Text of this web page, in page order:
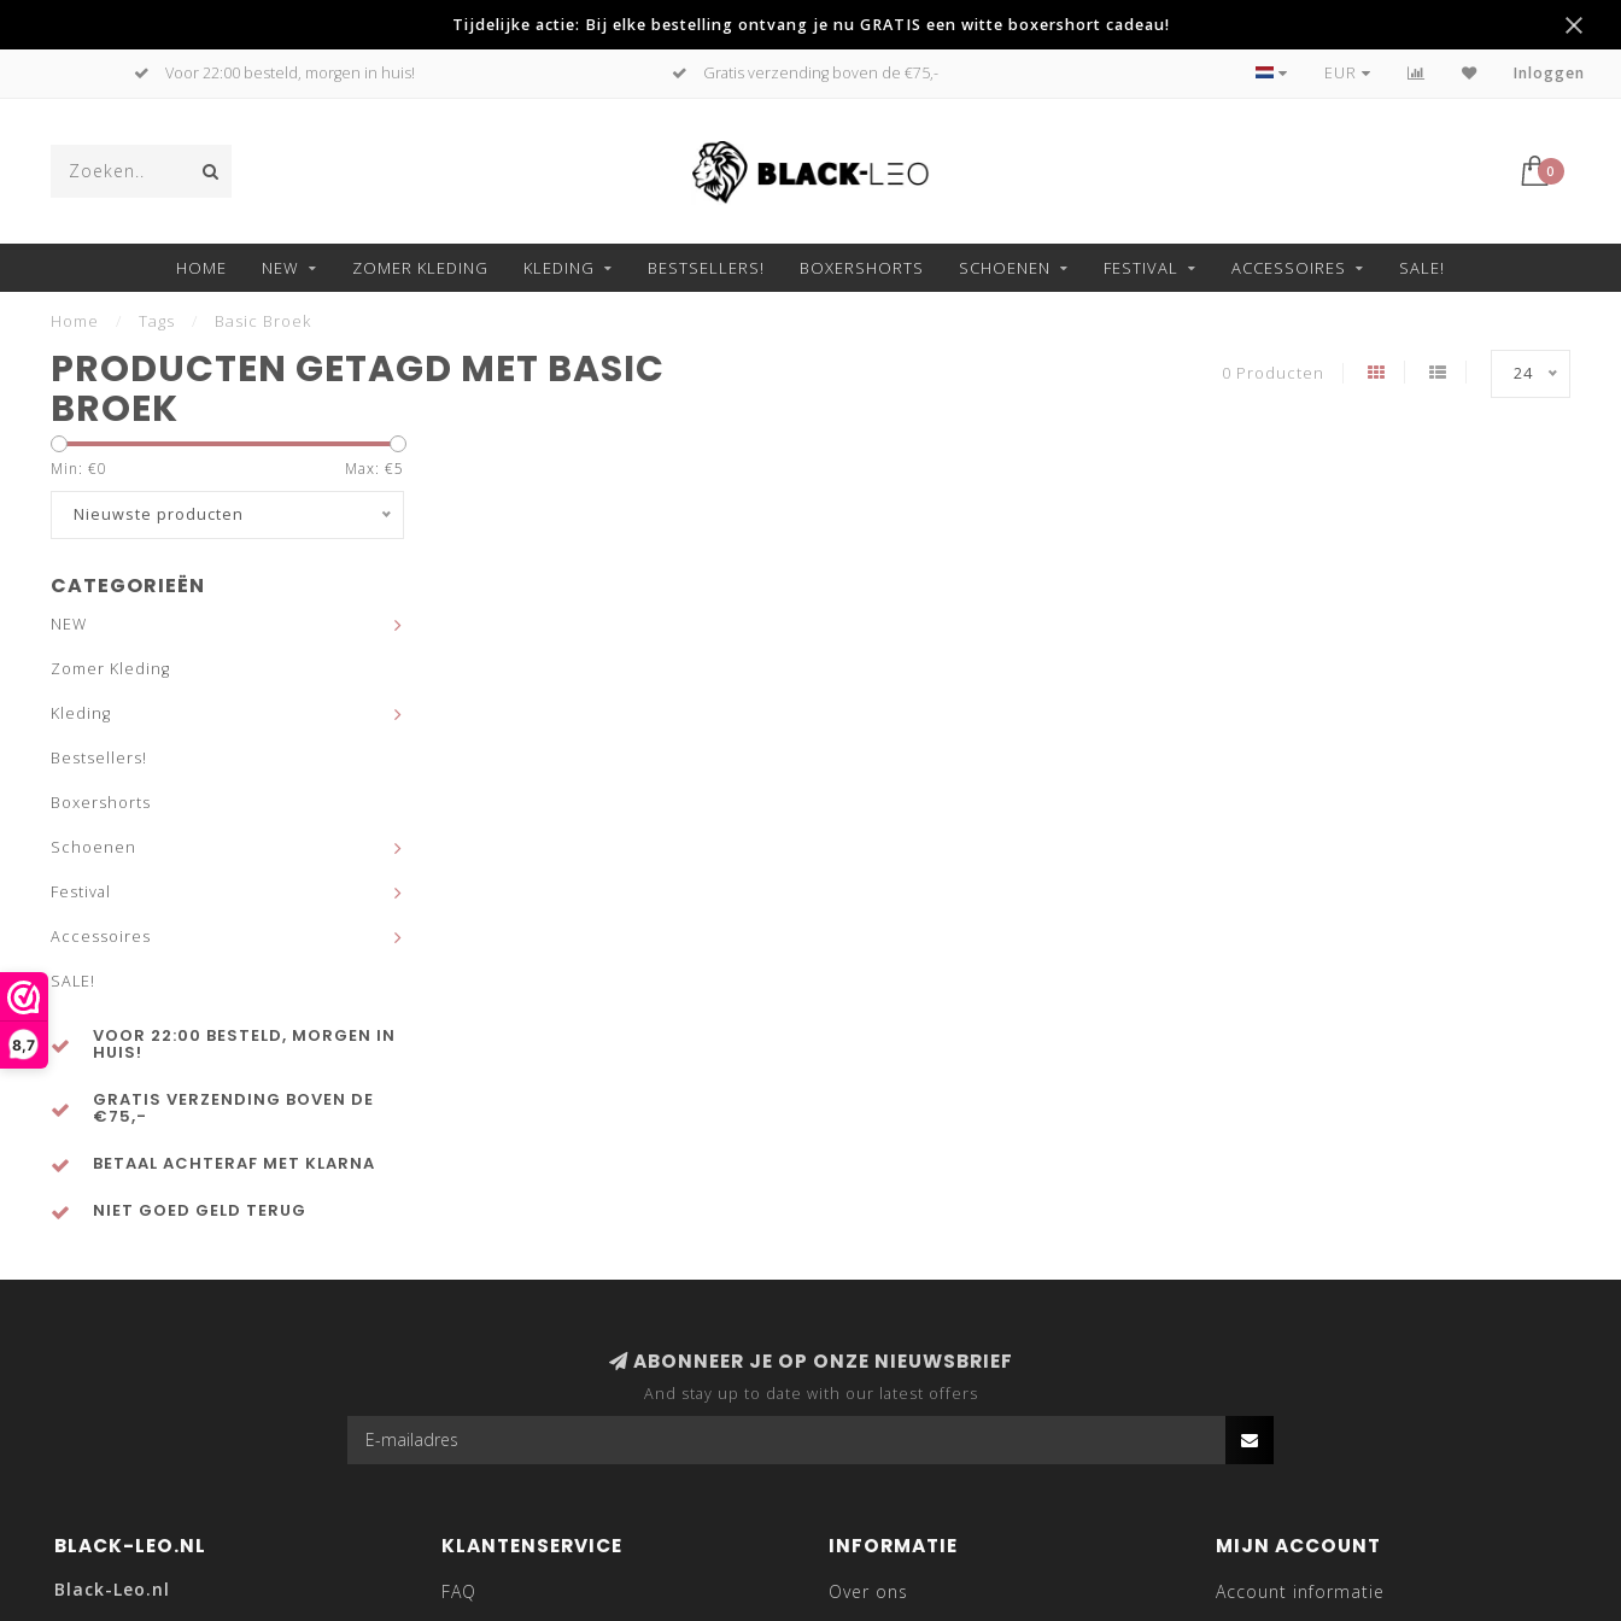
8,7
Tijdelijke actie: Bij elke bestelling ontvang je nu GRATIS een witte boxershort cadeau!
Voor 22:00 besteld, morgen in huis! Gratis verzending boven de €75,- Betaal achteraf met Klarna
EUR Inloggen
0
HOME NEW ZOMER KLEDING KLEDING BESTSELLERS! BOXERSHORTS SCHOENEN FESTIVAL ACCESSOIRES SALE!
Home Tags Basic Broek
PRODUCTEN GETAGD MET BASIC
BROEK
0 Producten 24
Min: €0 Max: €5
Nieuwste producten
CATEGORIEËN
NEW
Zomer Kleding
Kleding
Bestsellers!
Boxershorts
Schoenen
Festival
Accessoires
SALE!
VOOR 22:00 BESTELD, MORGEN IN
HUIS!
GRATIS VERZENDING BOVEN DE
€75,-
BETAAL ACHTERAF MET KLARNA
NIET GOED GELD TERUG
ABONNEER JE OP ONZE NIEUWSBRIEF
And stay up to date with our latest offers
BLACK-LEO.NL
Black-Leo.nl
KLANTENSERVICE
FAQ
INFORMATIE
Over ons
MIJN ACCOUNT
Account informatie